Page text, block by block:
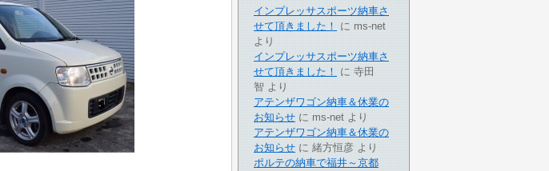
インプレッサスポーツ納車さ
せて頂きました！
に ms-net
より
インプレッサスポーツ納車さ
せて頂きました！
に 寺田
智 より
アテンザワゴン納車＆休業の
お知らせ に ms-net より
アテンザワゴン納車＆休業の
お知らせ に 緒方恒彦 より
ポルテの納車で福井～京都